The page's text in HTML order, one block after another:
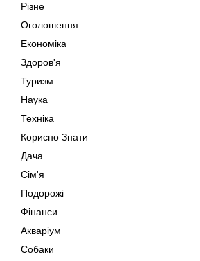
Різне
Оголошення
Економіка
Здоров'я
Туризм
Наука
Техніка
Корисно Знати
Дача
Сім'я
Подорожі
Фінанси
Акваріум
Собаки